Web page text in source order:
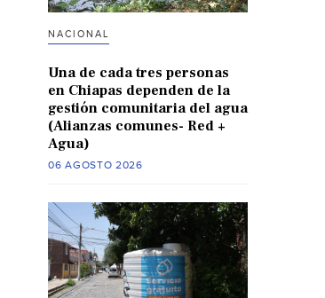
NACIONAL
Una de cada tres personas
en Chiapas dependen de la
gestión comunitaria del agua
(Alianzas comunes- Red +
Agua)
06 AGOSTO 2026